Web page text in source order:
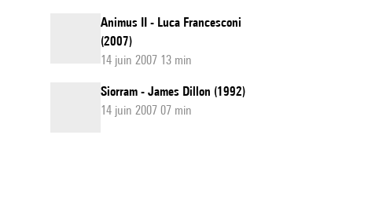
Animus II - Luca Francesconi
(2007)
14 juin 2007 13 min
Siorram - James Dillon (1992)
14 juin 2007 07 min